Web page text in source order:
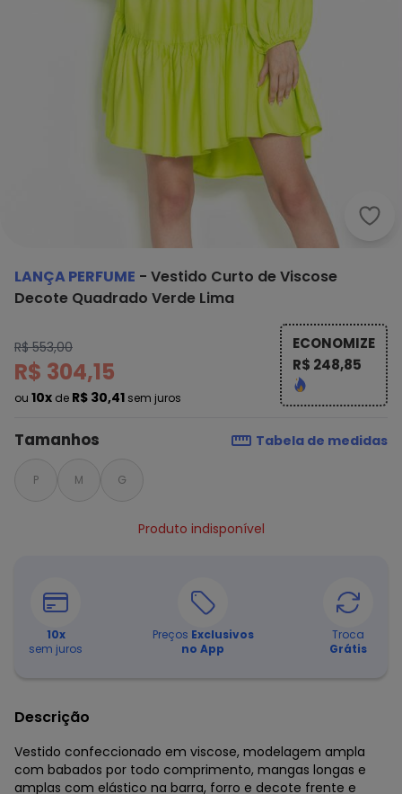
LANÇA PERFUME - Vestido Curto de Viscose
Decote Quadrado Verde Lima
R$ 553,00
R$ 304,15
ou 10x de R$ 30,41 sem juros
ECONOMIZE
R$ 248,85
Tamanhos Tabela de medidas
P M G
Produto indisponível
10x
sem juros
Preços Exclusivos
no App
Troca
Grátis
Descrição
Vestido confeccionado em viscose, modelagem ampla
com babados por todo comprimento, mangas longas e
amplas com elástico na barra, forro e decote frente e